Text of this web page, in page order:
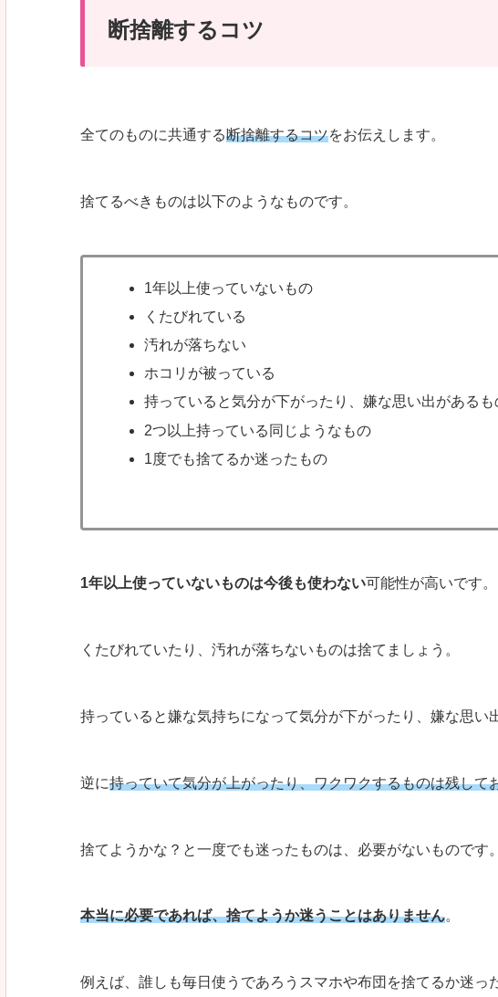
断捨離するコツ
全てのものに共通する断捨離するコツをお伝えします。
捨てるべきものは以下のようなものです。
1年以上使っていないもの
くたびれている
汚れが落ちない
ホコリが被っている
持っていると気分が下がったり、嫌な思い出があるも
2つ以上持っている同じようなもの
1度でも捨てるか迷ったもの
1年以上使っていないものは今後も使わない可能性が高いです。
くたびれていたり、汚れが落ちないものは捨てましょう。
持っていると嫌な気持ちになって気分が下がったり、嫌な思い
逆に持っていて気分が上がったり、ワクワクするものは残して
捨てようかな？と一度でも迷ったものは、必要がないものです。
本当に必要であれば、捨てようか迷うことはありません。
例えば、誰しも毎日使うであろうスマホや布団を捨てるか迷っ